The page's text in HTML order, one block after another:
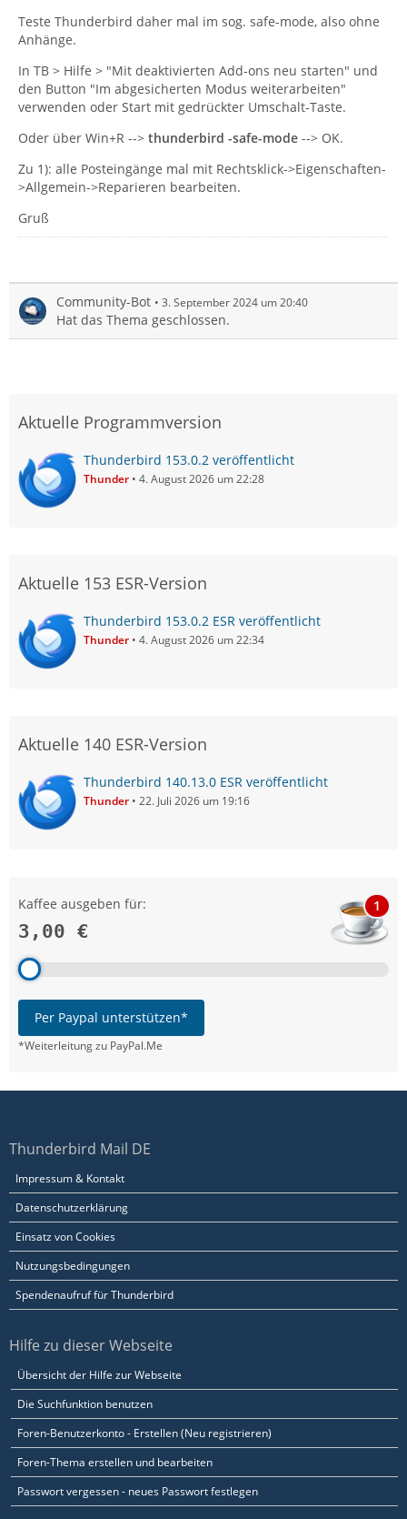
Teste Thunderbird daher mal im sog. safe-mode, also ohne
Anhänge.
In TB > Hilfe > "Mit deaktivierten Add-ons neu starten" und
den Button "Im abgesicherten Modus weiterarbeiten"
verwenden oder Start mit gedrückter Umschalt-Taste.
Oder über Win+R --> thunderbird -safe-mode --> OK.
Zu 1): alle Posteingänge mal mit Rechtsklick->Eigenschaften-
>Allgemein->Reparieren bearbeiten.
Gruß
Community-Bot 3. September 2024 um 20:40
Hat das Thema geschlossen.
Aktuelle Programmversion
Thunderbird 153.0.2 veröffentlicht
Thunder 4. August 2026 um 22:28
Aktuelle 153 ESR-Version
Thunderbird 153.0.2 ESR veröffentlicht
Thunder 4. August 2026 um 22:34
Aktuelle 140 ESR-Version
Thunderbird 140.13.0 ESR veröffentlicht
Thunder 22. Juli 2026 um 19:16
Kaffee ausgeben für:
3,00 €
1
Per Paypal unterstützen*
*Weiterleitung zu PayPal.Me
Thunderbird Mail DE
Impressum & Kontakt
Datenschutzerklärung
Einsatz von Cookies
Nutzungsbedingungen
Spendenaufruf für Thunderbird
Hilfe zu dieser Webseite
Übersicht der Hilfe zur Webseite
Die Suchfunktion benutzen
Foren-Benutzerkonto - Erstellen (Neu registrieren)
Foren-Thema erstellen und bearbeiten
Passwort vergessen - neues Passwort festlegen